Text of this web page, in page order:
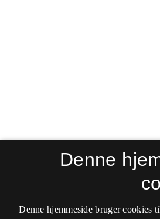
Denne
Denne hjemmeside bruger cookies